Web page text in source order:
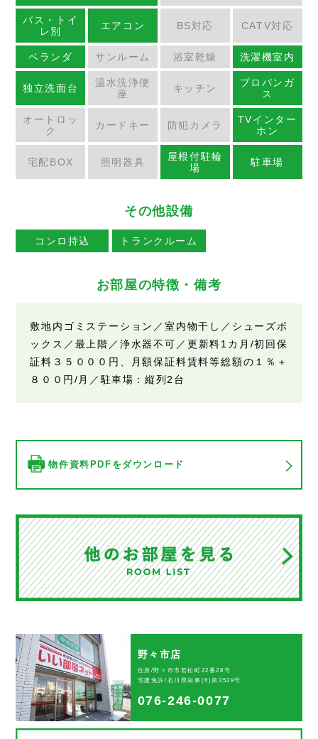
バス・トイ
レ別
エアコン BS対応 CATV対応
ベランダ サンルーム 浴室乾燥 洗濯機室内
独立洗面台
温水洗浄便
座
キッチン
プロパンガ
ス
オートロッ
ク
カードキー 防犯カメラ
TVインター
ホン
宅配BOX 照明器具
屋根付駐輪
場
駐車場
その他設備
コンロ持込 トランクルーム
お部屋の特徴・備考
敷地内ゴミステーション／室内物干し／シューズボ
ックス／最上階／浄水器不可／更新料1カ月/初回保
証料３５０００円、月額保証料賃料等総額の１％＋
８００円/月／駐車場：縦列2台
物件資料PDFをダウンロード
野々市店
住所/野々市市若松町22番28号
宅建免許/石川県知事(6)第3529号
076-246-0077